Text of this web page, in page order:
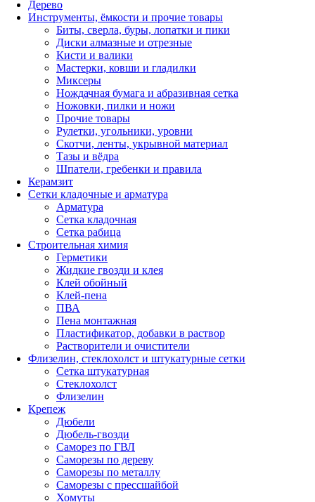
Дерево
Инструменты, ёмкости и прочие товары
Биты, сверла, буры, лопатки и пики
Диски алмазные и отрезные
Кисти и валики
Мастерки, ковши и гладилки
Миксеры
Нождачная бумага и абразивная сетка
Ножовки, пилки и ножи
Прочие товары
Рулетки, угольники, уровни
Скотчи, ленты, укрывной материал
Тазы и вёдра
Шпатели, гребенки и правила
Керамзит
Сетки кладочные и арматура
Арматура
Сетка кладочная
Сетка рабица
Строительная химия
Герметики
Жидкие гвозди и клея
Клей обойный
Клей-пена
ПВА
Пена монтажная
Пластификатор, добавки в раствор
Растворители и очистители
Флизелин, стеклохолст и штукатурные сетки
Сетка штукатурная
Стеклохолст
Флизелин
Крепеж
Дюбели
Дюбель-гвозди
Саморез по ГВЛ
Саморезы по дереву
Саморезы по металлу
Саморезы с прессшайбой
Хомуты